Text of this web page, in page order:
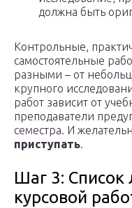
должна быть
Контрольные,
самостоятельные
разными – от
крупного
работ зависит от
преподаватели
семестра. И
приступать.
Шаг 3: Список
курсовой